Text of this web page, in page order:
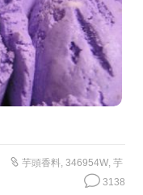
芋頭香料, 346954W, 芋
3138